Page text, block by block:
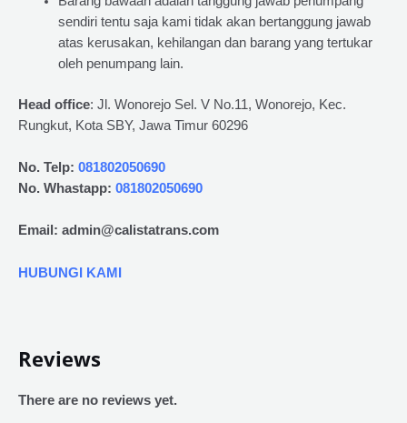
sendiri tentu saja kami tidak akan bertanggung jawab
atas kerusakan, kehilangan dan barang yang tertukar
oleh penumpang lain.
Head office: Jl. Wonorejo Sel. V No.11, Wonorejo, Kec.
Rungkut, Kota SBY, Jawa Timur 60296
No. Telp: 081802050690
No. Whastapp: 081802050690
Email: admin@calistatrans.com
HUBUNGI KAMI
Reviews
There are no reviews yet.